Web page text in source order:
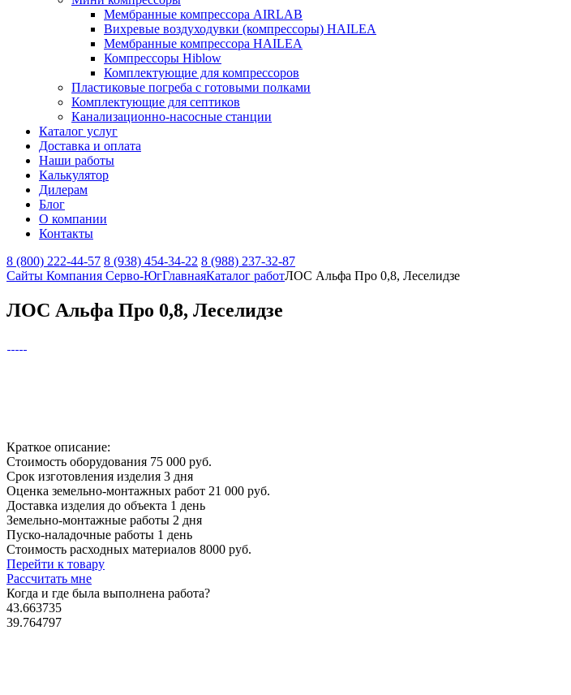
Мембранные компрессора AIRLAB
Вихревые воздуходувки (компрессоры) HAILEA
Мембранные компрессора HAILEA
Компрессоры Hiblow
Комплектующие для компрессоров
Пластиковые погреба с готовыми полками
Комплектующие для септиков
Канализационно-насосные станции
Каталог услуг
Доставка и оплата
Наши работы
Калькулятор
Дилерам
Блог
О компании
Контакты
8 (800) 222-44-57 8 (938) 454-34-22 8 (988) 237-32-87
Сайты Компания Серво-ЮгГлавнаяКаталог работЛОС Альфа Про 0,8, Леселидзе
ЛОС Альфа Про 0,8, Леселидзе
Краткое описание:
Стоимость оборудования 75 000 руб.
Срок изготовления изделия 3 дня
Оценка земельно-монтажных работ 21 000 руб.
Доставка изделия до объекта 1 день
Земельно-монтажные работы 2 дня
Пуско-наладочные работы 1 день
Стоимость расходных материалов 8000 руб.
Перейти к товару
Рассчитать мне
Когда и где была выполнена работа?
43.663735
39.764797